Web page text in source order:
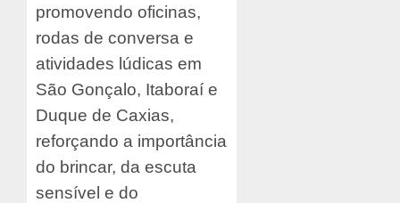
promovendo oficinas,
rodas de conversa e
atividades lúdicas em
São Gonçalo, Itaboraí e
Duque de Caxias,
reforçando a importância
do brincar, da escuta
sensível e do